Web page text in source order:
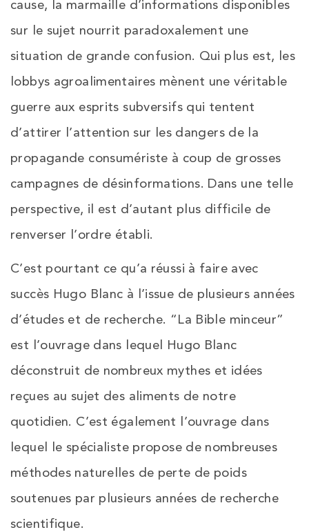
cause, la marmaille d’informations disponibles
sur le sujet nourrit paradoxalement une
situation de grande confusion. Qui plus est, les
lobbys agroalimentaires mènent une véritable
guerre aux esprits subversifs qui tentent
d’attirer l’attention sur les dangers de la
propagande consumériste à coup de grosses
campagnes de désinformations. Dans une telle
perspective, il est d’autant plus difficile de
renverser l’ordre établi.
C’est pourtant ce qu’a réussi à faire avec
succès Hugo Blanc à l’issue de plusieurs années
d’études et de recherche. “La Bible minceur”
est l’ouvrage dans lequel Hugo Blanc
déconstruit de nombreux mythes et idées
reçues au sujet des aliments de notre
quotidien. C’est également l’ouvrage dans
lequel le spécialiste propose de nombreuses
méthodes naturelles de perte de poids
soutenues par plusieurs années de recherche
scientifique.